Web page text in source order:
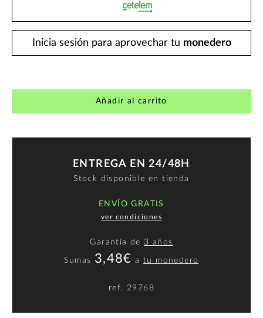
Inicia sesión para aprovechar tu monedero
Añadir al carrito
ENTREGA EN 24/48H
Stock disponible en tienda
ENVÍO GRATIS
ver condiciones
Garantía de 3 años
Sumas 3,48€ atu monedero
ref. 29768